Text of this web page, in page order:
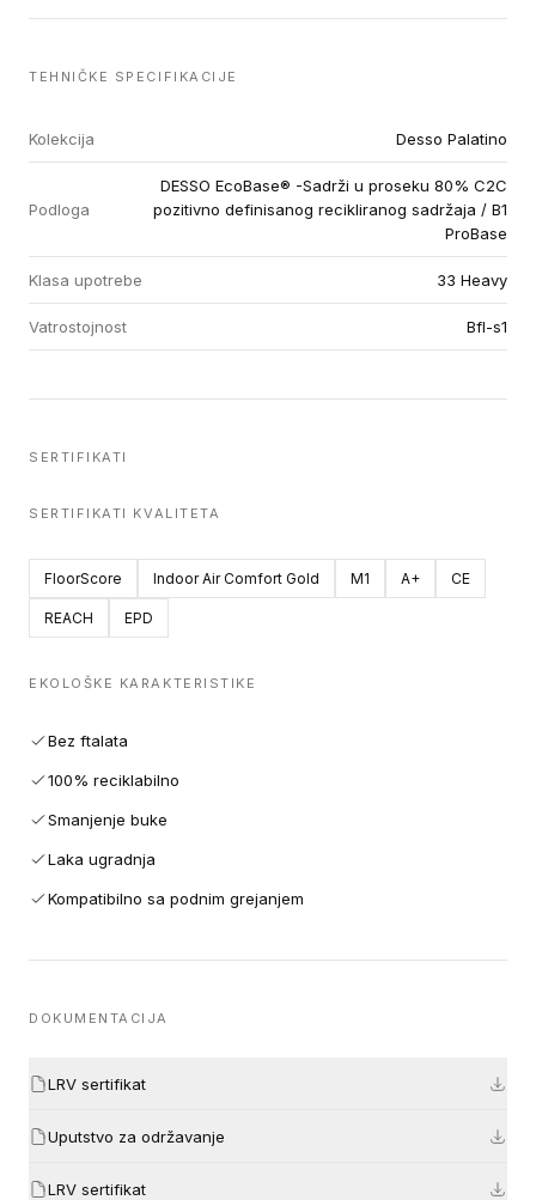
TEHNIČKE SPECIFIKACIJE
Kolekcija Desso Palatino
Podloga
DESSO EcoBase® -Sadrži u proseku 80% C2C
pozitivno definisanog recikliranog sadržaja / B1
ProBase
Klasa upotrebe 33 Heavy
Vatrostojnost Bfl-s1
SERTIFIKATI
SERTIFIKATI KVALITETA
FloorScore Indoor Air Comfort Gold M1 A+ CE
REACH EPD
EKOLOŠKE KARAKTERISTIKE
Bez ftalata
100% reciklabilno
Smanjenje buke
Laka ugradnja
Kompatibilno sa podnim grejanjem
DOKUMENTACIJA
LRV sertifikat
Uputstvo za održavanje
LRV sertifikat